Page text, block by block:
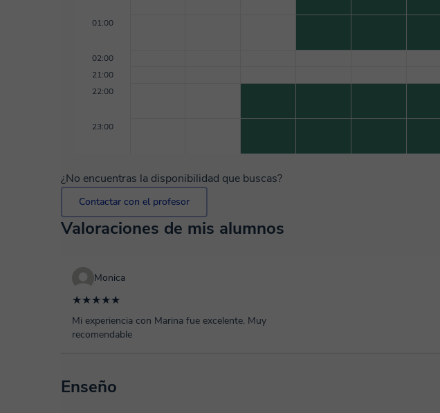
01:00
02:00
21:00
22:00
23:00
¿No encuentras la disponibilidad que buscas?
Contactar con el profesor
Valoraciones de mis alumnos
Monica
★★★★★
Mi experiencia con Marina fue excelente. Muy
recomendable
Enseño